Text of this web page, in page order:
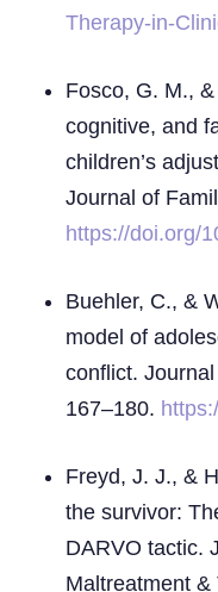
Therapy-in-
Fosco, G. M.,
cognitive, and
children’s
Journal of
https://doi.org/
Buehler, C., &
model of
conflict.
167–180.
Freyd, J. J., &
the survivor:
DARVO tactic.
Maltreatment &